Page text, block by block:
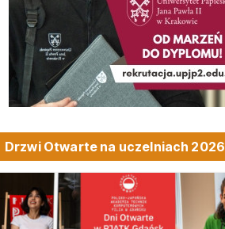
Drzwi Otwarte na uczelniach 2026